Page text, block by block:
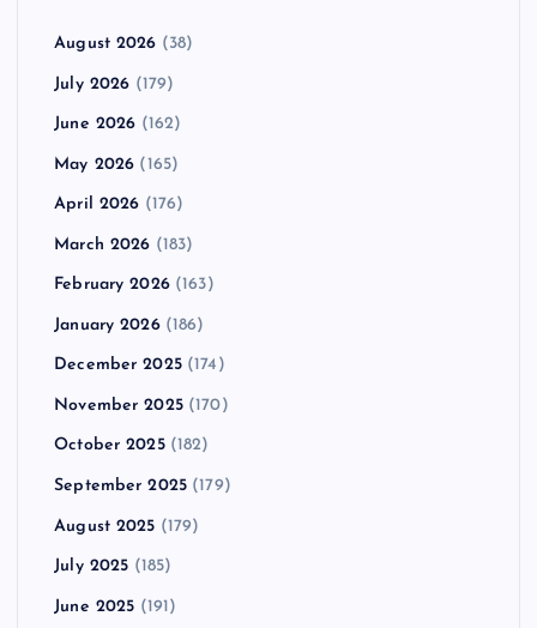
August 2026 (38)
July 2026 (179)
June 2026 (162)
May 2026 (165)
April 2026 (176)
March 2026 (183)
February 2026(163)
January 2026(186)
December 2025(174)
November 2025(170)
October 2025(182)
September 2025 (179)
August 2025 (179)
July 2025 (185)
June 2025 (191)